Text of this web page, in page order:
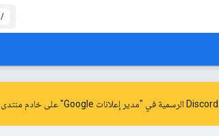
/
منتدى Google للإعلان والقياس